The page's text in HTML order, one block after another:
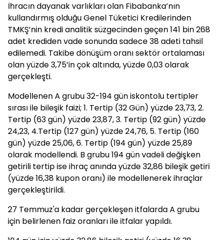
İhracın dayanak varlıkları olan Fibabanka’nın
kullandırmış olduğu Genel Tüketici Kredilerinden
TMKŞ’nin kredi analitik süzgecinden geçen 141 bin 268
adet krediden vade sonunda sadece 38 adeti tahsil
edilemedi. Takibe dönüşüm oranı sektör ortalaması
olan yüzde 3,75’in çok altında, yüzde 0,03 olarak
gerçekleşti.
Modellenen A grubu 32-194 gün iskontolu tertipler
sırası ile bileşik faizi; 1. Tertip (32 Gün) yüzde 23,73, 2.
Tertip (63 gün) yüzde 23,87, 3. Tertip (92 gün) yüzde
24,23, 4.Tertip (127 gün) yüzde 24,76, 5. Tertip (160
gün) yüzde 25,06, 6. Tertip (194 gün) yüzde 25,89
olarak modellendi. B grubu 194 gün vadeli değişken
getirili tertip ise ihraç anında yüzde 32,86 bileşik getiri
(yüzde 16,38 kupon oranı) ile modellenerek ihraçlar
gerçekleştirildi.
27 Temmuz'a kadar gerçekleşen itfalarda A grubu
için belirlenen faiz oranları ile itfalar yapıldı.